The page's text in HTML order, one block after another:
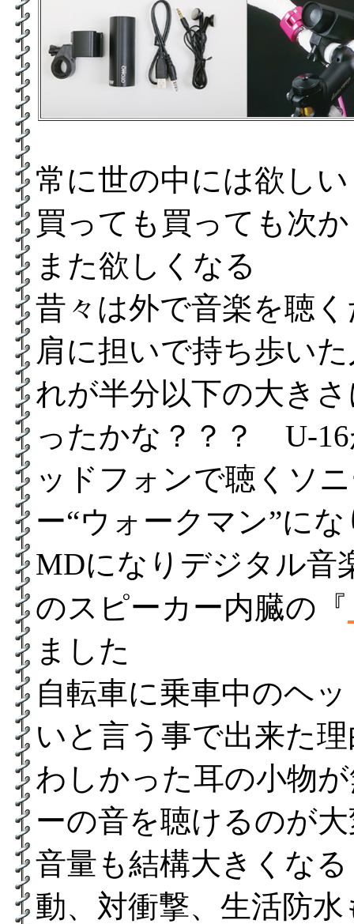
常に世の中には欲し
買っても買っても次
また欲しくなる
昔々は外で音楽を聴
肩に担いで持ち歩い
れが半分以下の大き
ったかな？？？ U-
ッドフォンで聴くソ
ー“ウォークマン”に
MDになりデジタル音
のスピーカー内臓の『
ました
自転車に乗車中のヘ
いと言う事で出来た
わしかった耳の小物
ーの音を聴けるのが
音量も結構大きくな
動、対衝撃、生活防